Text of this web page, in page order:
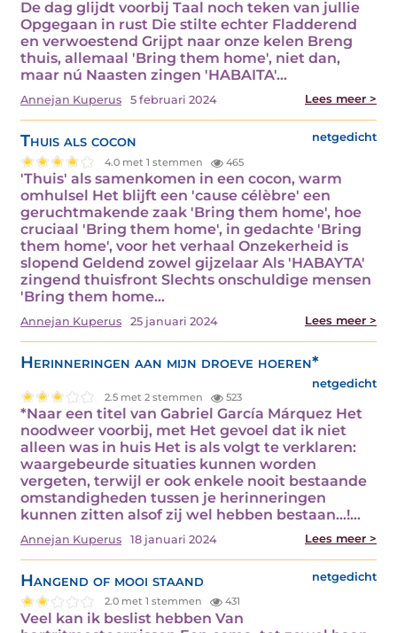
De dag glijdt voorbij Taal noch teken van jullie
Opgegaan in rust Die stilte echter Fladderend
en verwoestend Grijpt naar onze kelen Breng
thuis, allemaal 'Bring them home', niet dan,
maar nú Naasten zingen 'HABAITA'…
Annejan Kuperus 5 februari 2024 Lees meer >
Thuis als cocon netgedicht
4.0 met 1 stemmen 465
'Thuis' als samenkomen in een cocon, warm
omhulsel Het blijft een 'cause célèbre' een
geruchtmakende zaak 'Bring them home', hoe
cruciaal 'Bring them home', in gedachte 'Bring
them home', voor het verhaal Onzekerheid is
slopend Geldend zowel gijzelaar Als 'HABAYTA'
zingend thuisfront Slechts onschuldige mensen
'Bring them home…
Annejan Kuperus 25 januari 2024 Lees meer >
Herinneringen aan mijn droeve hoeren*
netgedicht
2.5 met 2 stemmen 523
*Naar een titel van Gabriel García Márquez Het
noodweer voorbij, met Het gevoel dat ik niet
alleen was in huis Het is als volgt te verklaren:
waargebeurde situaties kunnen worden
vergeten, terwijl er ook enkele nooit bestaande
omstandigheden tussen je herinneringen
kunnen zitten alsof zij wel hebben bestaan...!…
Annejan Kuperus 18 januari 2024 Lees meer >
Hangend of mooi staand netgedicht
2.0 met 1 stemmen 431
Veel kan ik beslist hebben Van